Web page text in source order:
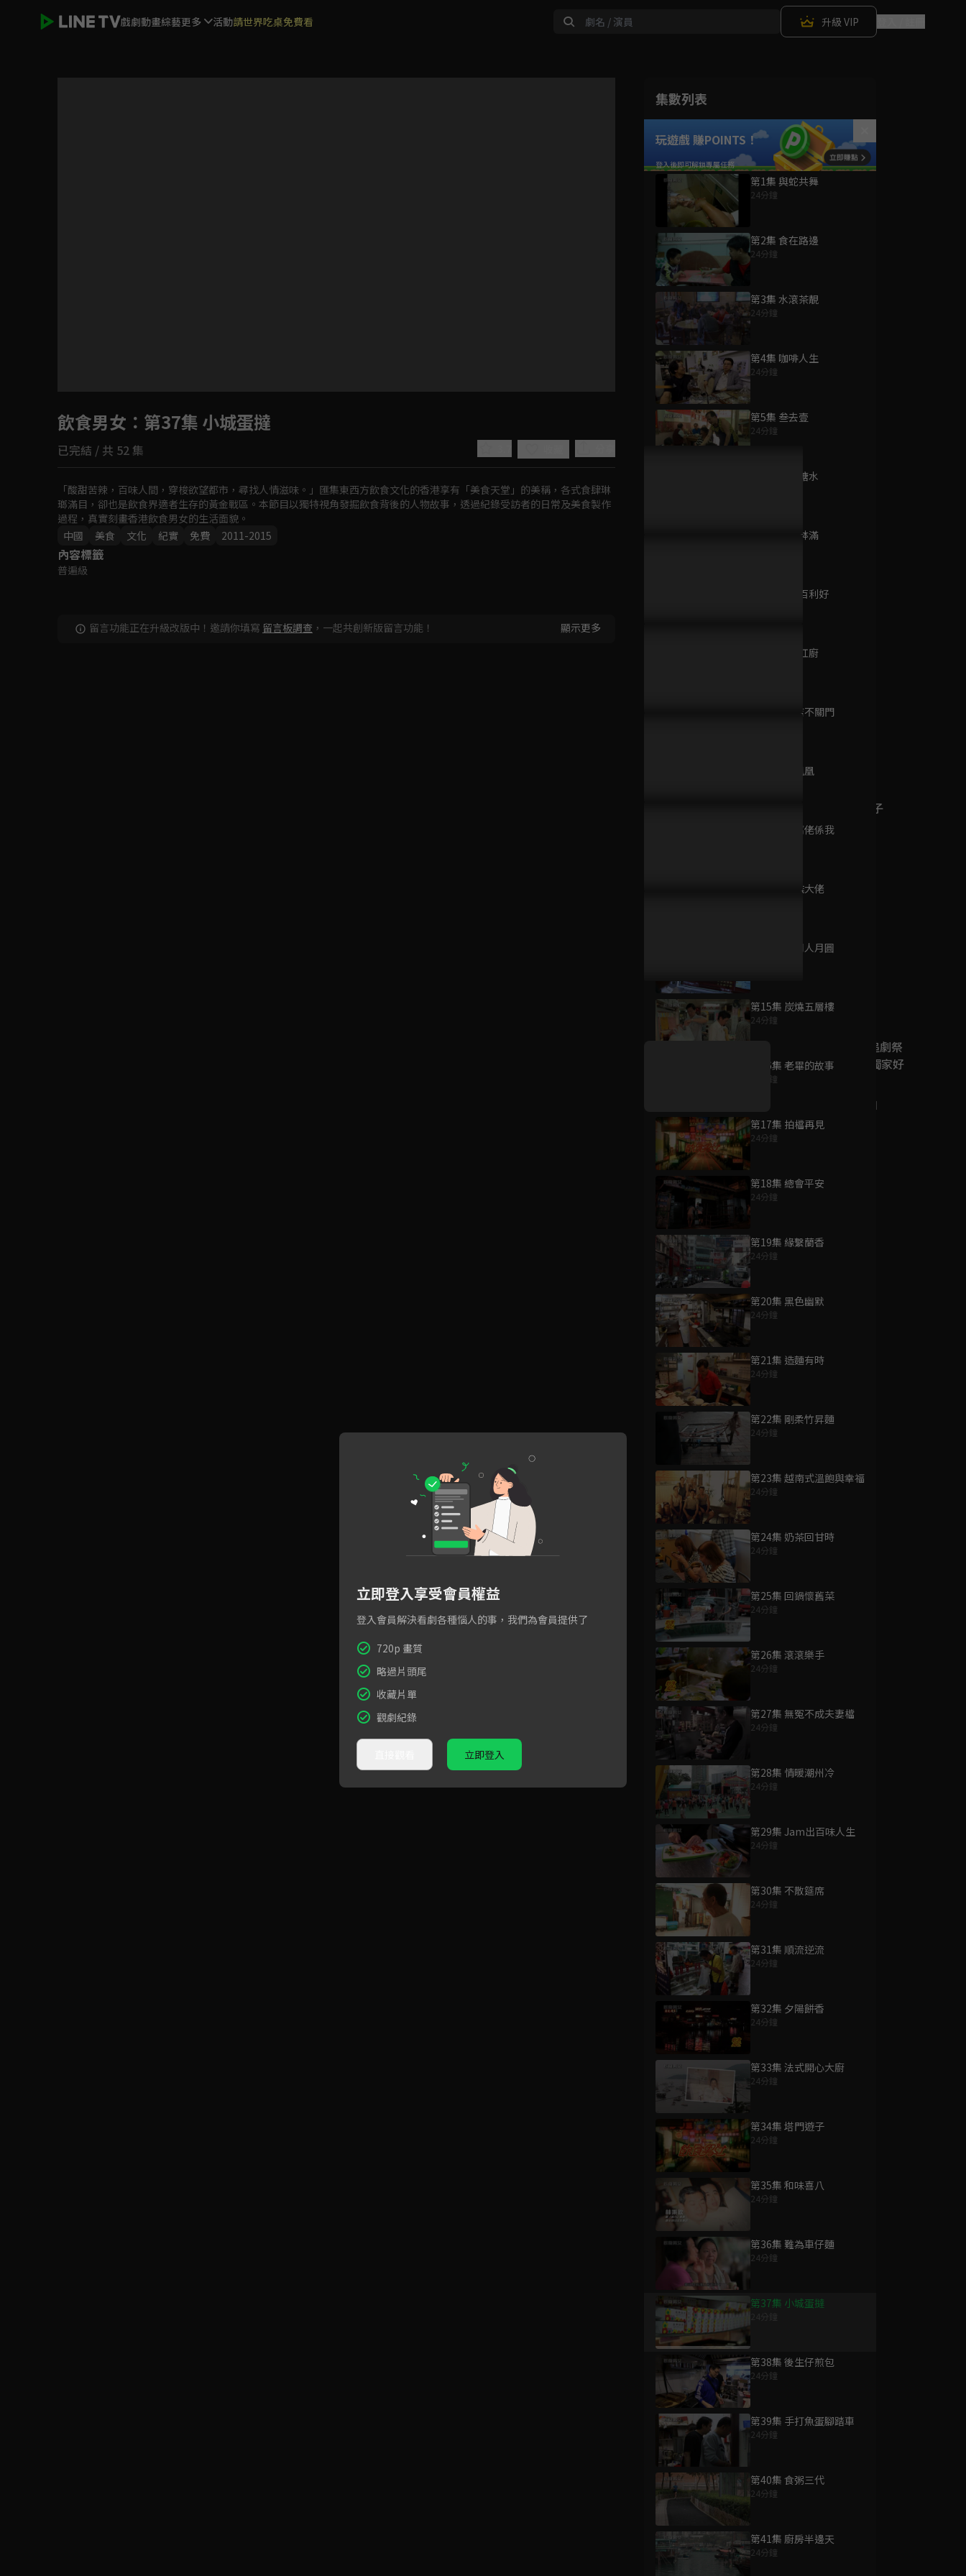
戲劇動畫綜藝更多 活動請世界吃桌免費看 升級 VIP
如有不便請見諒
集數列表
玩遊戲 賺POINTS！
第1集 與蛇共舞
24分鐘
第2集 食在路邊
24分鐘
第3集 水滾茶靚
24分鐘
第4集 咖啡人生
24分鐘
第5集 叁去壹
24分鐘
第6集 老實糖水
第7集 盆滿缽滿
第8集 回家百利好
第9集 百轉紅廚
第10集 麵店不關門
第11集 火鳳凰
第12集 豆腐佬係我
第13集 牛雜大佬
第14集 大同人月圓
第15集 炭燒五層樓
24分鐘
第16集 老畢的故事
24分鐘
第17集 拍檔再見
24分鐘
第18集 總會平安
24分鐘
第19集 緣繫蘭香
24分鐘
第20集 黑色幽默
24分鐘
第21集 造麵有時
24分鐘
第22集 剛柔竹昇麵
24分鐘
第23集 越南式溫飽與幸福
24分鐘
第24集 奶茶回甘時
24分鐘
第25集 回鍋懷舊菜
24分鐘
第26集 滾滾樂手
24分鐘
第27集 無冤不成夫妻檔
24分鐘
第28集 情暖潮州冷
24分鐘
第29集 Jam出百味人生
24分鐘
第30集 不散筵席
24分鐘
第31集 順流逆流
24分鐘
第32集 夕陽餅香
24分鐘
第33集 法式開心大廚
24分鐘
第34集 塔門遊子
24分鐘
第35集 和味喜八
24分鐘
第36集 難為車仔麵
24分鐘
第37集 小城蛋撻
第38集 後生仔煎包
24分鐘
第39集 手打魚蛋腳踏車
24分鐘
第40集 食粥三代
24分鐘
第41集 廚房半邊天
24分鐘
飲食男女 ：第37集 小城蛋撻
已完結 / 共 52 集
「酸甜苦辣，百味人間，穿梭欲望都市，尋找人情滋味。」匯集東西方飲食文化的香港享有「美食天堂」的美稱，各式食肆琳
瑯滿目，卻也是飲食界適者生存的黃金戰區。本節目以獨特視角發掘飲食背後的人物故事，透過紀錄受訪者的日常及美食製作
過程，真實刻畫香港飲食男女的生活面貌。
中國
美食 文化 紀實 免費 2011-2015
內容標籤
普遍級
留言功能正在升級改版中！邀請你填寫 留言板調查 ，一起共創新版留言功能！ 顯示更多
為您推薦
中國往事
已完結 / 共 30 集
總裁的小寵妻
烏陰天的好日子
已完結 / 共 16 集
照鏡辭
好康資訊
7/21-8/20，盛夏追劇祭
升級VIP最優惠！獨家好
8月20日
立即登入享受會員權益
登入會員解決看劇各種惱人的事，我們為會員提供了
720p 畫質
略過片頭尾
收藏片單
觀劇紀錄
立即登入